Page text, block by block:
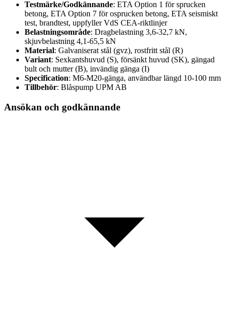
Testmärke/Godkännande: ETA Option 1 för sprucken
betong, ETA Option 7 för osprucken betong, ETA seismiskt
test, brandtest, uppfyller VdS CEA-riktlinjer
Belastningsområde: Dragbelastning 3,6-32,7 kN,
skjuvbelastning 4,1-65,5 kN
Material: Galvaniserat stål (gvz), rostfritt stål (R)
Variant: Sexkantshuvud (S), försänkt huvud (SK), gängad
bult och mutter (B), invändig gänga (I)
Specification: M6-M20-gänga, användbar längd 10-100 mm
Tillbehör: Blåspump UPM AB
Ansökan och godkännande